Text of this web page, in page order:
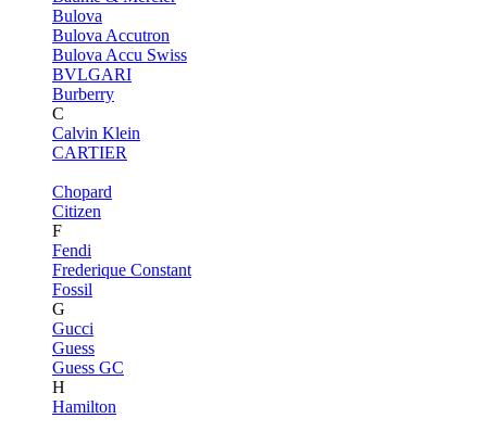
Bulova
Bulova Accutron
Bulova Accu Swiss
BVLGARI
Burberry
C
Calvin Klein
CARTIER
Chopard
Citizen
F
Fendi
Frederique Constant
Fossil
G
Gucci
Guess
Guess GC
H
Hamilton